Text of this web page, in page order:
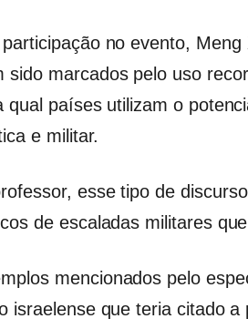
no evento,
sido marcados pelo uso
qual países utilizam o
e militar.
esse tipo de
de escaladas militares
mencionados pelo
israelense que teria citado